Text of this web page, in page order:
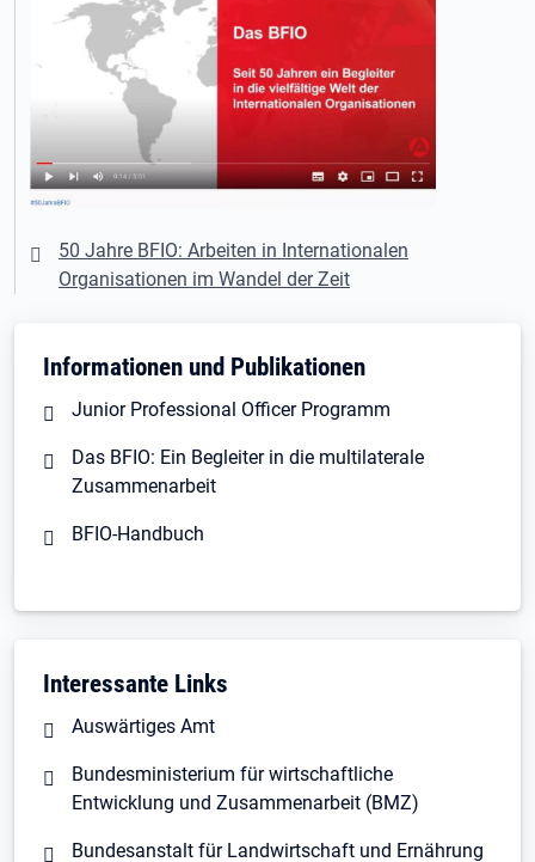
50 Jahre BFIO: Arbeiten in Internationalen
Organisationen im Wandel der Zeit
Informationen und Publikationen
Junior Professional Officer Programm
Das BFIO: Ein Begleiter in die multilaterale
Zusammenarbeit
BFIO-Handbuch
Interessante Links
Auswärtiges Amt
Bundesministerium für wirtschaftliche
Entwicklung und Zusammenarbeit (BMZ)
Bundesanstalt für Landwirtschaft und Ernährung